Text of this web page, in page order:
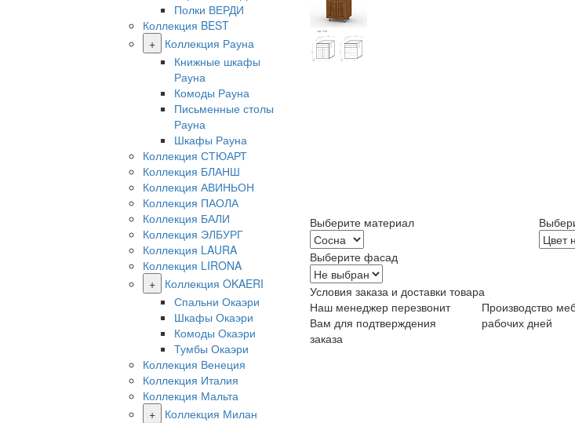
Полки ВЕРДИ
Коллекция BEST
+
Коллекция Рауна
Книжные шкафы
Рауна
Комоды Рауна
Письменные столы
Рауна
Шкафы Рауна
Коллекция СТЮАРТ
Коллекция БЛАНШ
Коллекция АВИНЬОН
Коллекция ПАОЛА
Коллекция БАЛИ
Коллекция ЭЛБУРГ
Коллекция LAURA
Коллекция LIRONA
+
Коллекция OKAERI
Спальни Окаэри
Шкафы Окаэри
Комоды Окаэри
Тумбы Окаэри
Коллекция Венеция
Коллекция Италия
Коллекция Мальта
+
Коллекция Милан
Выберите материал
Выберите фасад
Условия заказа и доставки товара
Наш менеджер перезвонит
Вам для подтверждения
заказа
Производство
рабочих дней